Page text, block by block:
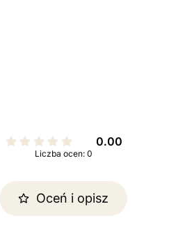
0.00
Liczba ocen: 0
Oceń i opisz